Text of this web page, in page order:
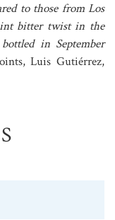
to those from Los
bitter twist in the
in September
Luis Gutiérrez,